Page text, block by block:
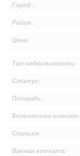
Город :
Район :
Цена:
Тип недвижимости:
Статус:
Площадь:
Количество комнат:
Спальня:
Ванная комната: